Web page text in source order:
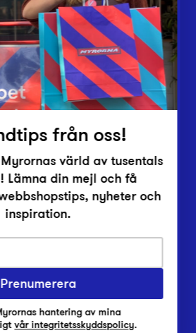
leverans eller retur?
från oss!
värld av tusentals
Lämna din mejl och få
nyheter och
inspiration.
Prenumerera
hantering av mina
vår integritetsskyddspolicy.